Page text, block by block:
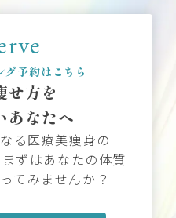
予約はこちら
せ方を
あなたへ
る医療美痩身の
ずはあなたの体質
てみませんか？